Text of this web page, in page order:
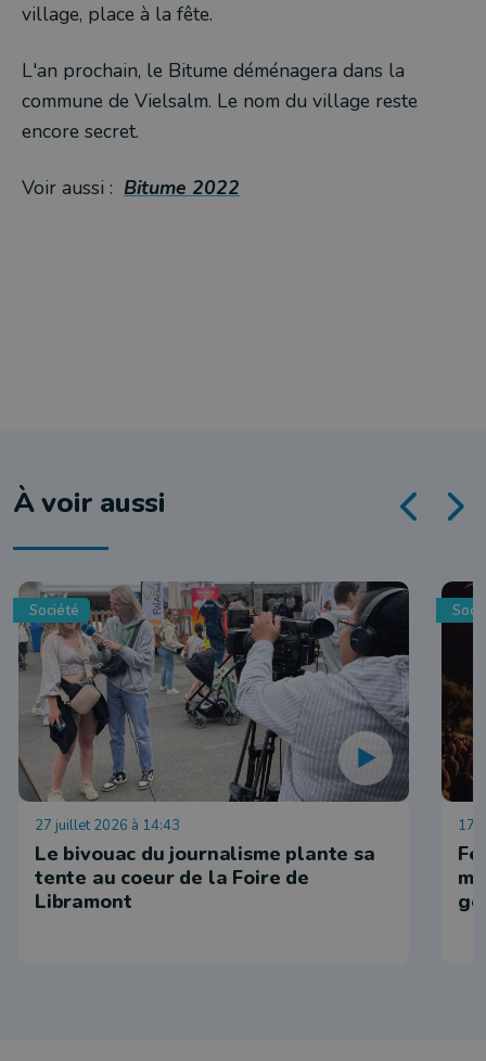
village, place à la fête.
L'an prochain, le Bitume déménagera dans la
commune de Vielsalm. Le nom du village reste
encore secret.
Voir aussi : Bitume 2022
À voir aussi
Société
27 juillet 2026 à 14:43
Le bivouac du journalisme plante sa
tente au coeur de la Foire de
Libramont
17